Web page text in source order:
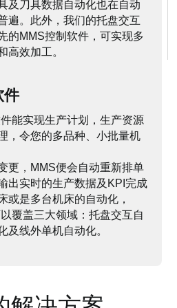
及刀具数据自动化也在自动
遍。此外，我们的托盘交互
的MMS控制软件，可实现多
高效加工。
件
能实现生产计划，生产资源
，令您的多品种、小批量机
更，MMS便会自动重新排单
出实时的生产数据及KPI完成
或是多台机床的自动化，
覆盖三大领域：托盘交互自
及线外单机自动化。